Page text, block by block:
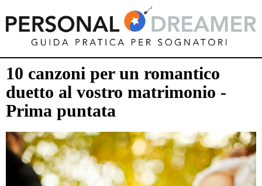
10 canzoni per un romantico
duetto al vostro matrimonio -
Prima puntata